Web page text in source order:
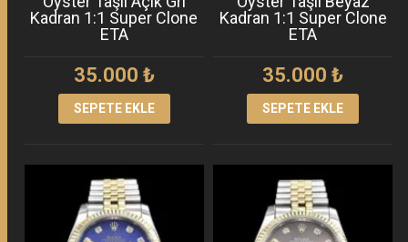
Kadran 1:1 Super Clone
ETA
35.000 ₺
SEPETE EKLE
Kadran 1:1 Super Clone
ETA
35.000₺
SEPETE EKLE